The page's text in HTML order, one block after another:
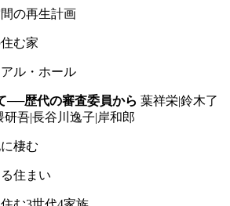
の再生計画
む家
ル・ホール
──歴代の審査委員から 葉祥栄|鈴木了
吾|長谷川逸子|岸和郎
棲む
住まい